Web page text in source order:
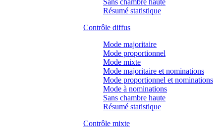
Résumé statistique
Contrôle diffus
Mode majoritaire
Mode proportionnel
Mode mixte
Mode majoritaire et nominations
Mode proportionnel et nominations
Mode à nominations
Sans chambre haute
Résumé statistique
Contrôle mixte